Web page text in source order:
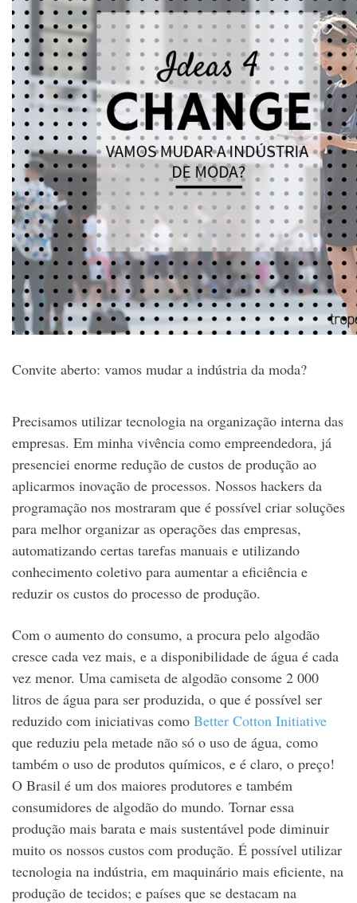
Convite aberto: vamos mudar a indústria da moda?
Precisamos utilizar tecnologia na organização interna das
empresas. Em minha vivência como empreendedora, já
presenciei enorme redução de custos de produção ao
aplicarmos inovação de processos. Nossos hackers da
programação nos mostraram que é possível criar soluções
para melhor organizar as operações das empresas,
automatizando certas tarefas manuais e utilizando
conhecimento coletivo para aumentar a eficiência e
reduzir os custos do processo de produção.
Com o aumento do consumo, a procura pelo algodão
cresce cada vez mais, e a disponibilidade de água é cada
vez menor. Uma camiseta de algodão consome 2 000
litros de água para ser produzida, o que é possível ser
reduzido com iniciativas como Better Cotton Initiative
que reduziu pela metade não só o uso de água, como
também o uso de produtos químicos, e é claro, o preço!
O Brasil é um dos maiores produtores e também
consumidores de algodão do mundo. Tornar essa
produção mais barata e mais sustentável pode diminuir
muito os nossos custos com produção. É possível utilizar
tecnologia na indústria, em maquinário mais eficiente, na
produção de tecidos; e países que se destacam na